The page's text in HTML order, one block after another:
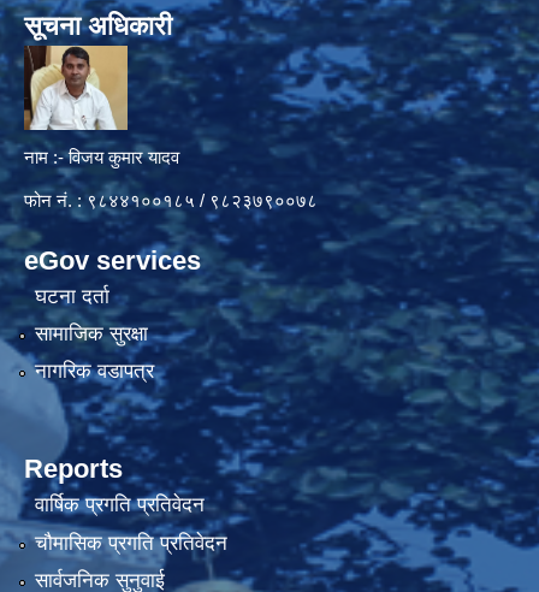
सूचना अधिकारी
नाम :- विजय कुमार यादव
फोन नं. : ९८४४१००१८५ / ९८२३७९००७८
eGov services
घटना दर्ता
सामाजिक सुरक्षा
नागरिक वडापत्र
Reports
वार्षिक प्रगति प्रतिवेदन
चौमासिक प्रगति प्रतिवेदन
सार्वजनिक सुनुवाई